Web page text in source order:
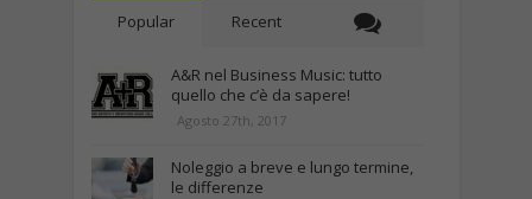
Popular Recent
A&R nel Business Music: tutto
quello che c’è da sapere!
Agosto 27th, 2017
Noleggio a breve e lungo termine,
le differenze